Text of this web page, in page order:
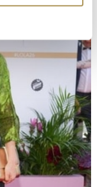
genau sein
identifizieren
Daten
Präferenzen im
Anzeigen zu
Medien anbieten
Website zu
zu Ihrer
Partner für